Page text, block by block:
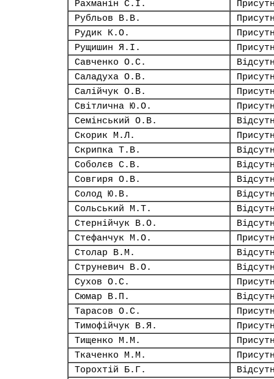
Рахманін С.І.
Рубльов В.В.
Рудик К.О.
Рущишин Я.І.
Савченко О.С.
Саладуха О.В.
Салійчук О.В.
Світлична Ю.О.
Семінський О.В.
Скорик М.Л.
Скрипка Т.В.
Соболєв С.В.
Совгиря О.В.
Солод Ю.В.
Сольський М.Т.
Стернійчук В.О.
Стефанчук М.О.
Столар В.М.
Струневич В.О.
Сухов О.С.
Сюмар В.П.
Тарасов О.С.
Тимофійчук В.Я.
Тищенко М.М.
Ткаченко М.М.
Торохтій Б.Г.